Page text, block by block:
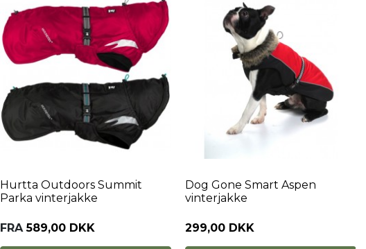
Hurtta Outdoors Summit
Parka vinterjakke
FRA589,00 DKK
Dog Gone Smart Aspen
vinterjakke
299,00 DKK